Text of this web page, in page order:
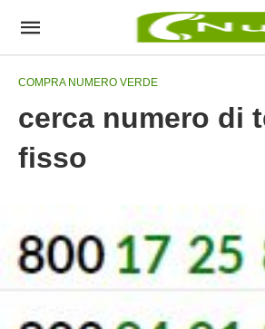
COMPRA NUMERO VERDE
cerca numero di
fisso